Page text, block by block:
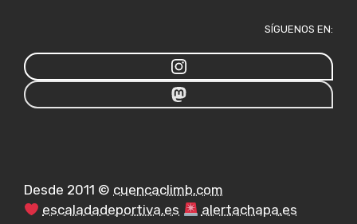
SÍGUENOS EN:
Desde 2011 © cuencaclimb.com
escaladadeportiva.es
alertachapa.es